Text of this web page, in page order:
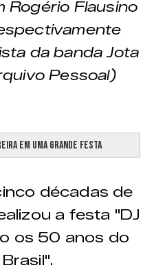
Rogério Flausino
da banda Jota
Pessoal)
em uma grande festa
décadas de
a festa "DJ
os 50 anos do